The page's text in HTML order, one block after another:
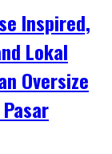
Inspired,
Lokal
Oversize